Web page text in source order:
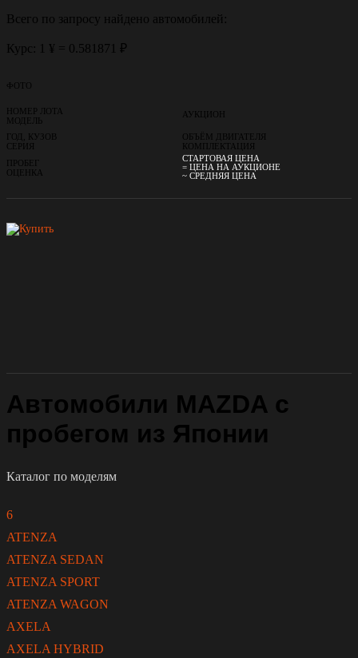
Всего по запросу найдено автомобилей:
Курс: 1 ¥ = 0.581871 ₽
ФОТО
НОМЕР ЛОТА
МОДЕЛЬ
АУКЦИОН
ГОД, КУЗОВ
СЕРИЯ
ОБЪЁМ ДВИГАТЕЛЯ
КОМПЛЕКТАЦИЯ
ПРОБЕГ
ОЦЕНКА
СТАРТОВАЯ ЦЕНА
= ЦЕНА НА АУКЦИОНЕ
~ СРЕДНЯЯ ЦЕНА
Автомобили MAZDA с
пробегом из Японии
Каталог по моделям
6
ATENZA
ATENZA SEDAN
ATENZA SPORT
ATENZA WAGON
AXELA
AXELA HYBRID